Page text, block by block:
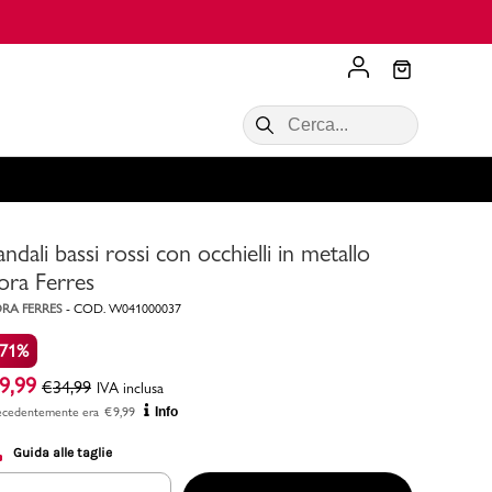
Acquista ora
VALIGIE CIAK
Scopri di più
bassi rossi con occhielli in metallo
Ferres
FERRES - COD. W041000037
9,99 €34,99 IVA inclusa
era €9,99 Info
Guida alle taglie